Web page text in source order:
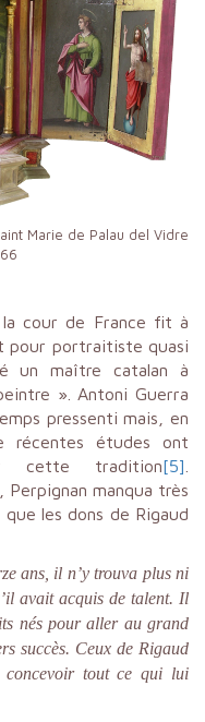
Marie de Palau del Vidre
la cour de France fit à
pour portraitiste quasi
un maître catalan à
». Antoni Guerra
pressenti mais, en
récentes études ont
cette tradition[5]
manqua très
les dons de Rigaud
ans, il n’y trouva plus ni
avait acquis de talent. Il
nés pour aller au grand
succès. Ceux de Rigaud
tout ce qui lui